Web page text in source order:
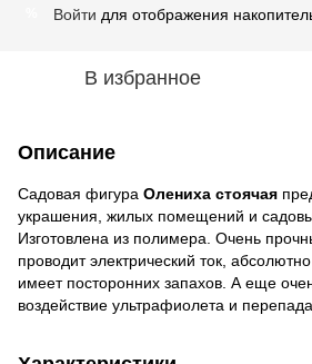
Войти для отображения
В избранное
Описание
Садовая фигура Олениха стоячая
украшения, жилых помещений и
Изготовлена ​​из полимера. Очень
проводит электрический ток,
имеет посторонних запахов. А еще
воздействие ультрафиолета и